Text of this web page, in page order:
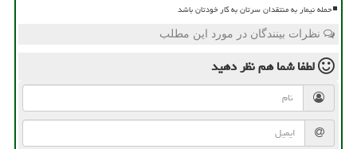
حمله نیمار به منتقدان سرتان به کار خودتان باشد
نظرات بینندگان در مورد این مطلب
لطفا شما همنظر دهید